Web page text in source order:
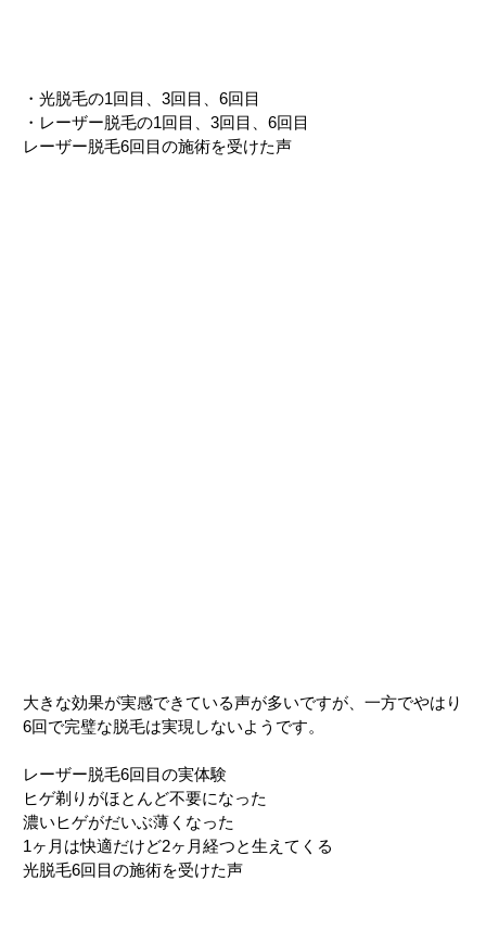
・光脱毛の1回目、3回目、6回目
・レーザー脱毛の1回目、3回目、6回目
レーザー脱毛6回目の施術を受けた声
大きな効果が実感できている声が多いですが、一方でやはり
6回で完璧な脱毛は実現しないようです。
レーザー脱毛6回目の実体験
ヒゲ剃りがほとんど不要になった
濃いヒゲがだいぶ薄くなった
1ヶ月は快適だけど2ヶ月経つと生えてくる
光脱毛6回目の施術を受けた声